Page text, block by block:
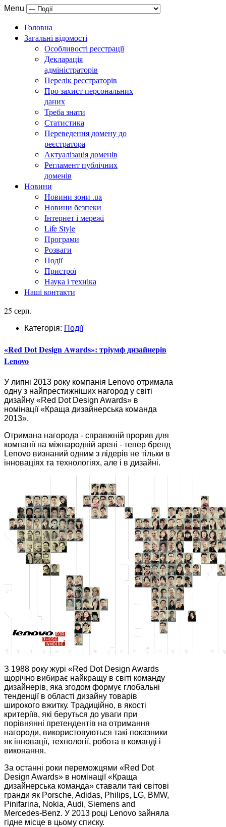
Menu
Головна
Загальні відомості
Особливості реєстрації
Декларація
адміністраторів
Перелік реєстраторів
Про захист персональних
даних
Треба знати
Статистика
Переведення домену до
реєстратора
Актуалізація доменів
Регламент публічних
доменів
Новини
Новини зони .ua
Новини безпеки
Інтернет і мережі
Life Style
Програми
Розваги
Події
Пристрої
Наука і техніка
Наші контакти
25 серп.
Категорія: Події
«Red Dot Design Awards»: тріумф дизайнерів
Lenovo
У липні 2013 року компанія Lenovo отримала
одну з найпрестижніших нагород у світі
дизайну «Red Dot Design Awards» в
номінації «Краща дизайнерська команда
2013».
Отримана нагорода - справжній прорив для
компанії на міжнародній арені - тепер бренд
Lenovo визнаний одним з лідерів не тільки в
інноваціях та технологіях, але і в дизайні.
З 1988 року журі «Red Dot Design Awards
щорічно вибирає найкращу в світі команду
дизайнерів, яка згодом формує глобальні
тенденції в області дизайну товарів
широкого вжитку. Традиційно, в якості
критеріїв, які беруться до уваги при
порівнянні претендентів на отримання
нагороди, використовуються такі показники
як інновації, технології, робота в команді і
виконання.
За останні роки переможцями «Red Dot
Design Awards» в номінації «Краща
дизайнерська команда» ставали такі світові
гранди як Porsche, Adidas, Philips, LG, BMW,
Pinifarina, Nokia, Audi, Siemens and
Mercedes-Benz. У 2013 році Lenovo зайняла
гідне місце в цьому списку.